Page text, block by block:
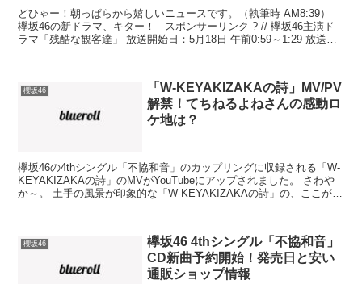
どひゃー！朝っぱらから嬉しいニュースです。（執筆時 AM8:39）
欅坂46の新ドラマ、キター！ スポンサーリンク ? // 欅坂46主演ド
ラマ「残酷な観客達」 放送開始日：5月18日 午前0:59～1:29 放送
櫻坂46
「W-KEYAKIZAKAの詩」MV/PV
解禁！てちねるよねさんの感動ロ
ケ地は？
欅坂46の4thシングル「不協和音」のカップリングに収録される「W-
KEYAKIZAKAの詩」のMVがYouTubeにアップされました。 さわや
か～。 土手の風景が印象的な「W-KEYAKIZAKAの詩」の、ここが！
櫻坂46
欅坂46 4thシングル「不協和音」
CD新曲予約開始！発売日と安い
通販ショップ情報